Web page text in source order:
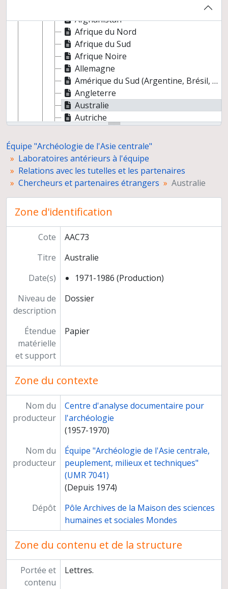
Afghanistan
Afrique du Nord
Afrique du Sud
Afrique Noire
Allemagne
Amérique du Sud (Argentine, Brésil, Colombie, Pérou)
Angleterre
Australie
Autriche
Canada
Chine
Danemark
Egypte
Emirats arabes unis
Finlande
Grèce
Hollande
Hongrie
Iran
Italie
Jordanie
Liban
Martinique
Mexique
Mongolie
Norvège
Pakistan
Pologne
Portugal
Roumanie
Iles Salomon (Pacifique Sud)
Suisse
Syrie
Tchécoslovaquie
Turquie
U.R.S.S. et C.E.I.
U.S.A
Équipe "Archéologie de l'Asie centrale"
Laboratoires antérieurs à l'équipe
Relations avec les tutelles et les partenaires
Chercheurs et partenaires étrangers
Australie
Zone d'identification
Cote
AAC73
Titre
Australie
Date(s)
1971-1986 (Production)
Niveau de
description
Dossier
Étendue
matérielle
et support
Papier
Zone du contexte
Nom du
producteur
Centre d'analyse documentaire pour
l'archéologie
(1957-1970)
Nom du
producteur
Équipe "Archéologie de l'Asie centrale,
peuplement, milieux et techniques"
(UMR 7041)
(Depuis 1974)
Dépôt
Pôle Archives de la Maison des sciences
humaines et sociales Mondes
Zone du contenu et de la structure
Portée et
contenu
Lettres.